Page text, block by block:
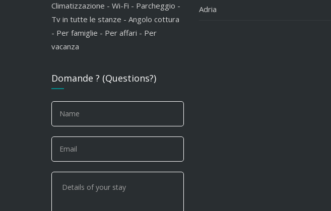
Climatizzazione - Wi-Fi - Parcheggio -
Tv in tutte le stanze - Angolo cottura
- Per famiglie - Per affari - Per
vacanza
Domande ? (Questions?)
Adria